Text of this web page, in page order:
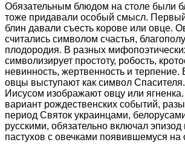
Обязательным блюдом на столе были
тоже придавали особый смысл.
блин давали съесть корове или овце.
считались символом счастья,
плодородия. В разных
символизирует простоту, робость,
невинность, жертвенность и терпение.
овцы выступают как символ
Иисусом изображают овцу или
вариант рождественских событий,
период Святок украинцами,
русскими, обязательно включал эпизод
пастухов с овечками появившемуся на